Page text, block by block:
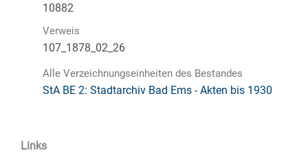
10882
Verweis
107_1878_02_26
Alle Verzeichnungseinheiten des Bestandes
StA BE 2: Stadtarchiv Bad Ems - Akten bis 1930
Links